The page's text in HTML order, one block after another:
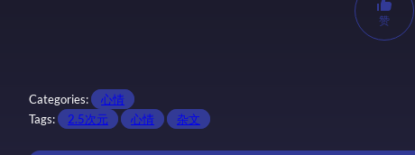
赞
Categories:
心情
Tags:
2.5次元 心情 杂文